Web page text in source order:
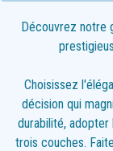
Découvrez notre
Choisissez
décision qui
durabilité,
trois couches.